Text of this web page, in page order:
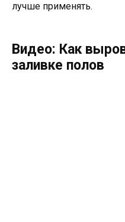
лучше применять.
Видео: Как
заливке полов